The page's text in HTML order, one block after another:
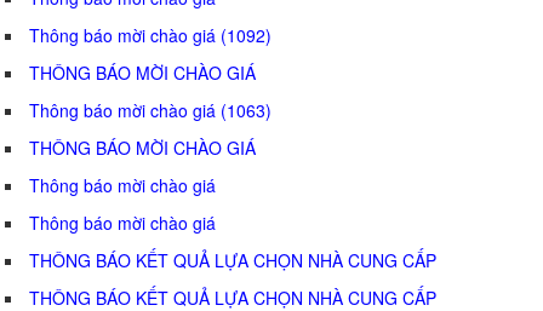
Thông báo mời chào giá (1092)
THÔNG BÁO MỜI CHÀO GIÁ
Thông báo mời chào giá (1063)
THÔNG BÁO MỜI CHÀO GIÁ
Thông báo mời chào giá
Thông báo mời chào giá
THÔNG BÁO KẾT QUẢ LỰA CHỌN NHÀ CUNG CẤP
THÔNG BÁO KẾT QUẢ LỰA CHỌN NHÀ CUNG CẤP